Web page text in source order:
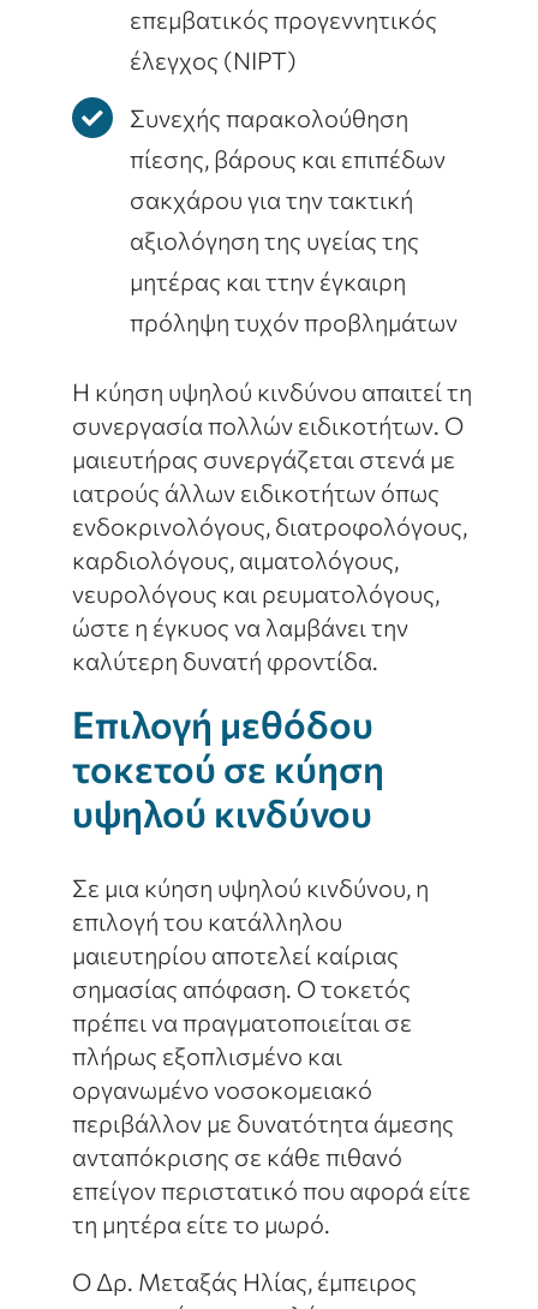
επεμβατικός προγεννητικός
έλεγχος (NIPT)
Συνεχής παρακολούθηση
πίεσης, βάρους και επιπέδων
σακχάρου για την τακτική
αξιολόγηση της υγείας της
μητέρας και ττην έγκαιρη
πρόληψη τυχόν προβλημάτων
Η κύηση υψηλού κινδύνου απαιτεί τη
συνεργασία πολλών ειδικοτήτων. Ο
μαιευτήρας συνεργάζεται στενά με
ιατρούς άλλων ειδικοτήτων όπως
ενδοκρινολόγους, διατροφολόγους,
καρδιολόγους, αιματολόγους,
νευρολόγους και ρευματολόγους,
ώστε η έγκυος να λαμβάνει την
καλύτερη δυνατή φροντίδα.
Επιλογή μεθόδου
τοκετού σε κύηση
υψηλού κινδύνου
Σε μια κύηση υψηλού κινδύνου, η
επιλογή του κατάλληλου
μαιευτηρίου αποτελεί καίριας
σημασίας απόφαση. Ο τοκετός
πρέπει να πραγματοποιείται σε
πλήρως εξοπλισμένο και
οργανωμένο νοσοκομειακό
περιβάλλον με δυνατότητα άμεσης
ανταπόκρισης σε κάθε πιθανό
επείγον περιστατικό που αφορά είτε
τη μητέρα είτε το μωρό.
Ο Δρ. Μεταξάς Ηλίας, έμπειρος